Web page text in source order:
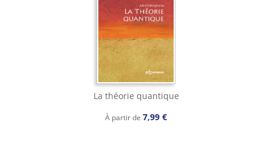
La théorie quantique
À partir de 7,99 €